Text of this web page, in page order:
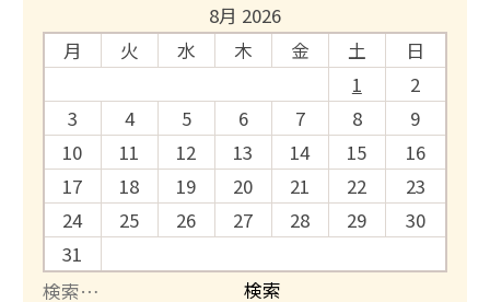
8月 2026
月
火 水 木 金 土
日
1
2
3
4 5 6 7 8
9
10
11 12 13 14 15
16
17
18 19 20 21 22
23
24
25 26 27 28 29
30
31
検